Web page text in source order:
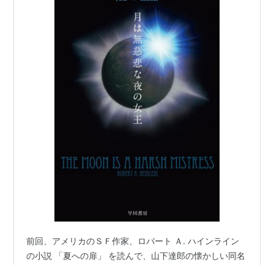
前回、アメリカのＳＦ作家、ロバート Ａ. ハインライン
の小説 「夏への扉」 を読んで、山下達郎の懐かしい同名